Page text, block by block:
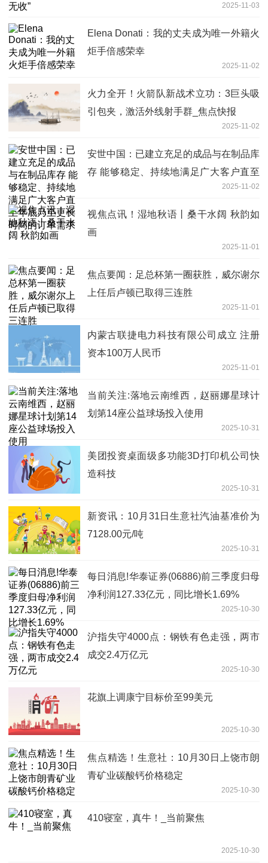
2025-11-03
Elena Donati：我的丈夫成为唯一外籍火
炬手倍感荣幸
2025-11-02
火力全开！火箭队新战术立功：3巨头吸
引包夹，激活外线射手群_焦点快报
2025-11-02
安世中国：已建立充足的成品与在制品库
存 能够稳定、持续地满足广大客户直至
2025-11-02
视焦点讯！湿地秋语丨桑干水阔 秋韵如
画
2025-11-01
焦点要闻：足总杯第一圈获胜，威尔谢尔
上任后卢顿已取得三连胜
2025-11-01
内蒙古联捷电力科技有限公司成立 注册
资本100万人民币
2025-11-01
当前关注:落地云南维西，赵丽娜星球计
划第14座公益球场投入使用
2025-10-31
美团投资桌面级多功能3D打印机公司快
造科技
2025-10-31
新资讯：10月31日生意社汽油基准价为
7128.00元/吨
2025-10-31
每日消息!华泰证券(06886)前三季度归母
净利润127.33亿元，同比增长1.69%
2025-10-30
沪指失守4000点：钢铁有色走强，两市
成交2.4万亿元
2025-10-30
花旗上调康宁目标价至99美元
2025-10-30
焦点精选！生意社：10月30日上饶市朗
青矿业碳酸钙价格稳定
2025-10-30
410寝室，真牛！_当前聚焦
2025-10-30